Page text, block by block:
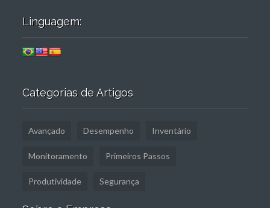
Linguagem:
Categorias de Artigos
Avançado Desempenho Inventário
Monitoramento Primeiros Passos
Produtividade Segurança